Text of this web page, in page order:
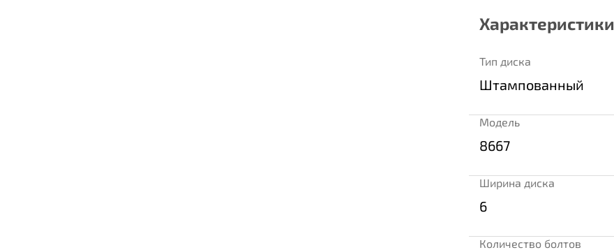
Характеристики
Тип диска
Штампованный
Модель
8667
Ширина диска
6
Количество болтов